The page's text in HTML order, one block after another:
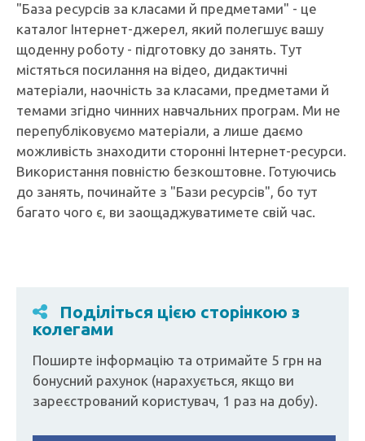
"База ресурсів за класами й предметами" - це
каталог Інтернет-джерел, який полегшує вашу
щоденну роботу - підготовку до занять. Тут
містяться посилання на відео, дидактичні
матеріали, наочність за класами, предметами й
темами згідно чинних навчальних програм. Ми не
перепубліковуємо матеріали, а лише даємо
можливість знаходити сторонні Інтернет-ресурси.
Використання повністю безкоштовне. Готуючись
до занять, починайте з "Бази ресурсів", бо тут
багато чого є, ви заощаджуватимете свій час.
Поділіться цією сторінкою з
колегами
Поширте інформацію та отримайте 5 грн на
бонусний рахунок (нарахується, якщо ви
зареєстрований користувач, 1 раз на добу).